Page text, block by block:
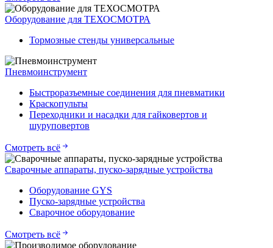
Оборудование для ТЕХОСМОТРА
Тормозные стенды универсальные
Пневмоинструмент
Быстроразъемные соединения для пневматики
Краскопульты
Переходники и насадки для гайковертов и
шуруповертов
Смотреть всё
Сварочные аппараты, пуско-зарядные устройства
Оборудование GYS
Пуско-зарядные устройства
Сварочное оборудование
Смотреть всё